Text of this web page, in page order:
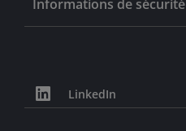
Informations de sécurité
LinkedIn